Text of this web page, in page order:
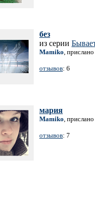
без
из серии
Mamiko,
отзывов: 6
мария
Mamiko,
отзывов: 7